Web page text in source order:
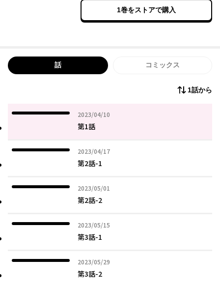
1巻をストアで購入
話 コミックス
1話から
2023/04/10
2023年04月10日
第1話
2023/04/17
2023年04月17日
第2話-1
2023/05/01
2023年05月01日
第2話-2
2023/05/15
2023年05月15日
第3話-1
2023/05/29
2023年05月29日
第3話-2